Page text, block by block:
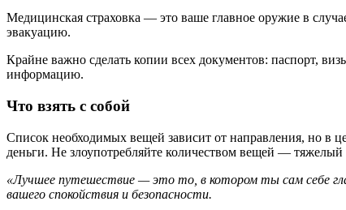
Медицинская страховка — это ваше главное оружие в
эвакуацию.
Крайне важно сделать копии всех документов: паспорт,
информацию.
Что взять с собой
Список необходимых вещей зависит от направления, но в
деньги. Не злоупотребляйте количеством вещей —
«Лучшее путешествие — это то, в котором ты сам себе
вашего спокойствия и безопасности.